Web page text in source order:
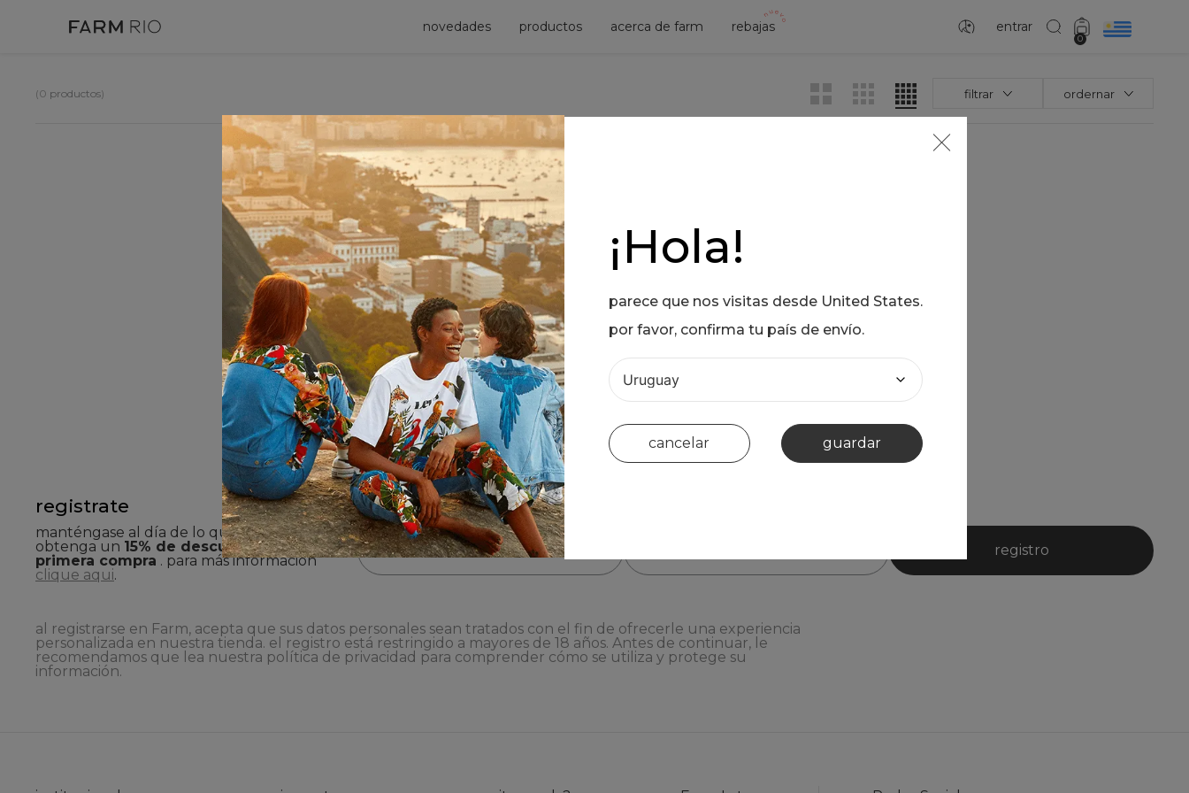
novedades productos acerca de farm rebajas entrar
0
¡Hola!
parece que nos visitas desde United States.
por favor, confirma tu país de envío.
cancelar guardar
0 productos filtrar ordernar
OOPS!
No se encontró ningún producto
¿Qué debo hacer?
Comprueba los términos ingresados
Intenta utilizar una sola palabra
Intenta buscar sinónimos del término deseado
registrate
manténgase al día de lo que ocurre aquí y
obtenga un 15% de descuento en su
primera compra . para más información
clique aqui.
registro
al registrarse en Farm, acepta que sus datos personales sean tratados con el fin de ofrecerle una experiencia
personalizada en nuestra tienda. el registro está restringido a mayores de 18 años. Antes de continuar, le
recomendamos que lea nuestra política de privacidad para comprender cómo se utiliza y protege su
información.